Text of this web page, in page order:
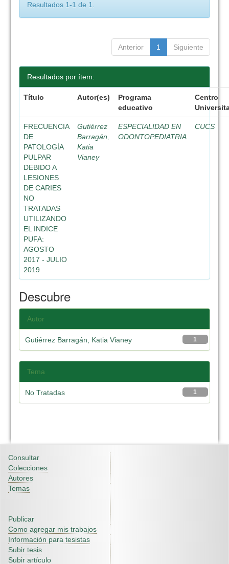
Resultados 1-1 de 1.
Anterior 1 Siguiente
Resultados por ítem:
Título Autor(es)
Programa
educativo
Centro
FRECUENCIA
DE
PATOLOGÍA
PULPAR
DEBIDO A
LESIONES
DE CARIES
NO
TRATADAS
UTILIZANDO
EL INDICE
PUFA:
AGOSTO
2017 - JULIO
2019
Gutiérrez
Barragán,
Katia
Vianey
ESPECIALIDAD EN
ODONTOPEDIATRIA
CUCS
Descubre
Autor
1
Gutiérrez Barragán, Katia Vianey
Tema
1
No Tratadas
Consultar
Colecciones
Autores
Temas
Publicar
Como agregar mis trabajos
Información para tesistas
Subir tesis
Subir artículo